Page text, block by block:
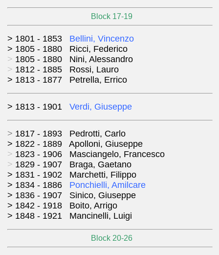
Block 17-19
> 1801 - 1853 Bellini, Vincenzo
> 1805 - 1880 Ricci, Federico
> 1805 - 1880 Nini, Alessandro
> 1812 - 1885 Rossi, Lauro
> 1813 - 1877 Petrella, Errico
> 1813 - 1901 Verdi, Giuseppe
> 1817 - 1893 Pedrotti, Carlo
> 1822 - 1889 Apolloni, Giuseppe
> 1823 - 1906 Masciangelo, Francesco
> 1829 - 1907 Braga, Gaetano
> 1831 - 1902 Marchetti, Filippo
> 1834 - 1886 Ponchielli, Amilcare
> 1836 - 1907 Sinico, Giuseppe
> 1842 - 1918 Boito, Arrigo
> 1848 - 1921 Mancinelli, Luigi
Block 20-26